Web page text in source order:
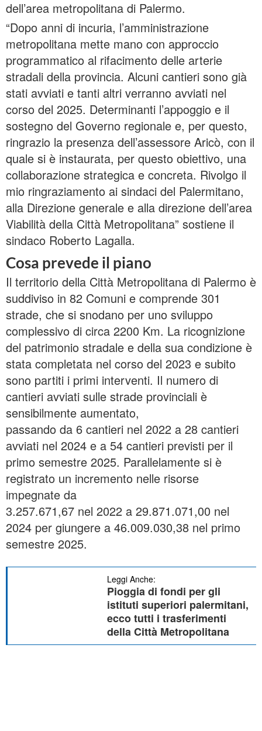
dell’area metropolitana di Palermo.
“Dopo anni di incuria, l’amministrazione
metropolitana mette mano con approccio
programmatico al rifacimento delle arterie
stradali della provincia. Alcuni cantieri sono già
stati avviati e tanti altri verranno avviati nel
corso del 2025. Determinanti l’appoggio e il
sostegno del Governo regionale e, per questo,
ringrazio la presenza dell’assessore Aricò, con il
quale si è instaurata, per questo obiettivo, una
collaborazione strategica e concreta. Rivolgo il
mio ringraziamento ai sindaci del Palermitano,
alla Direzione generale e alla direzione dell’area
Viabilità della Città Metropolitana” sostiene il
sindaco Roberto Lagalla.
Cosa prevede il piano
Il territorio della Città Metropolitana di Palermo è
suddiviso in 82 Comuni e comprende 301
strade, che si snodano per uno sviluppo
complessivo di circa 2200 Km. La ricognizione
del patrimonio stradale e della sua condizione è
stata completata nel corso del 2023 e subito
sono partiti i primi interventi. Il numero di
cantieri avviati sulle strade provinciali è
sensibilmente aumentato,
passando da 6 cantieri nel 2022 a 28 cantieri
avviati nel 2024 e a 54 cantieri previsti per il
primo semestre 2025. Parallelamente si è
registrato un incremento nelle risorse
impegnate da
3.257.671,67 nel 2022 a 29.871.071,00 nel
2024 per giungere a 46.009.030,38 nel primo
semestre 2025.
Leggi Anche:
Pioggia di fondi per gli
istituti superiori palermitani,
ecco tutti i trasferimenti
della Città Metropolitana